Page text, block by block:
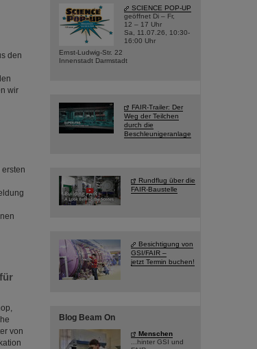
den
wir
ersten
von
SCIENCE POP-UP
geöffnet Di – Fr,
12 – 17 Uhr
Sa, 11.07.26, 10:30-
16:00 Uhr
Ernst-Ludwig-Str. 22
Innenstadt Darmstadt
FAIR-Trailer: Der
Weg der Teilchen
durch die
Beschleunigeranlage
Rundflug über die
FAIR-Baustelle
Besichtigung von
GSI/FAIR –
jetzt Termin buchen!
Blog Beam On
Menschen
...hinter GSI und